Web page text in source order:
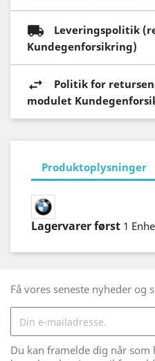
Leveringspolitik
Kundegenforsikring)
Politik for
modulet
Produktoplysninger
Lagervarer først 1
Få vores seneste nyheder og
Du kan framelde dig når som